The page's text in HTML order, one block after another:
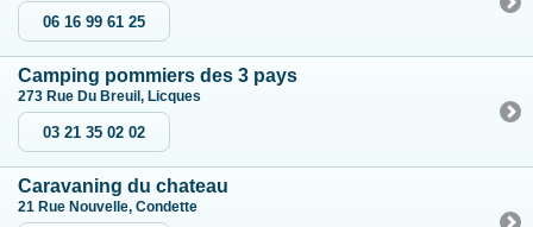
06 16 99 61 25
Camping pommiers des 3 pays
273 Rue Du Breuil, Licques
03 21 35 02 02
Caravaning du chateau
21 Rue Nouvelle, Condette